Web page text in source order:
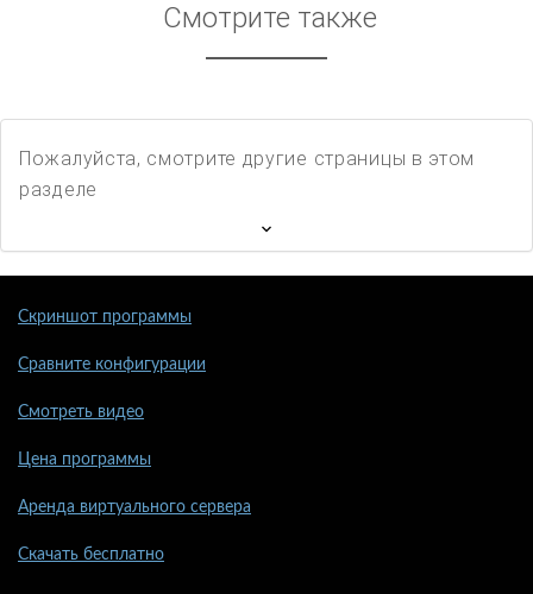
Смотрите также
Пожалуйста, смотрите другие страницы в этом
разделе
Скриншот программы
Сравните конфигурации
Смотреть видео
Цена программы
Аренда виртуального сервера
Скачать бесплатно